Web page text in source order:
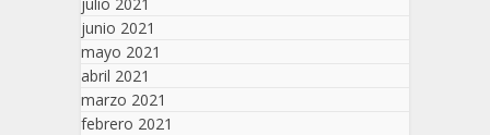
junio 2021
mayo 2021
abril 2021
marzo 2021
febrero 2021